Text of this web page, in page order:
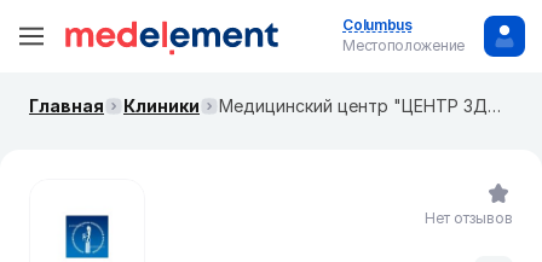
Columbus
Местоположение
Главная Клиники Медицинский центр "ЦЕНТР ЗДОРОВЬЯ СВЕРДЛОВСКИЙ ОБЛАСТНОЙ ЦЕНТР МЕДИЦИНСКОЙ ПРОФИЛАКТИКИ"
Нет отзывов